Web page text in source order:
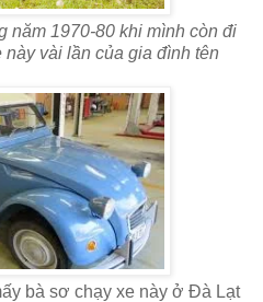
năm 1970-80 khi mình còn đi
vài lần của gia đình tên
bà sơ chạy xe này ở Đà Lạt